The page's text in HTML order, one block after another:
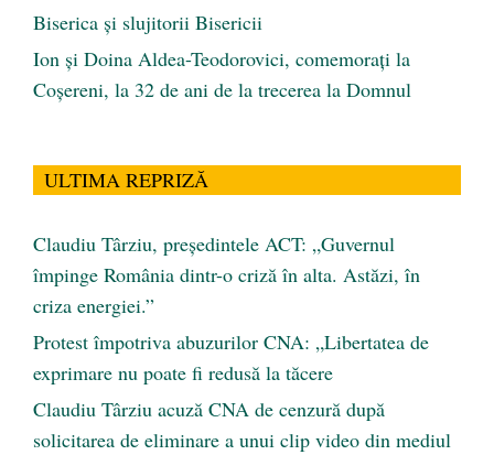
Biserica și slujitorii Bisericii
Ion și Doina Aldea-Teodorovici, comemorați la
Coșereni, la 32 de ani de la trecerea la Domnul
ULTIMA REPRIZĂ
Claudiu Târziu, președintele ACT: „Guvernul
împinge România dintr-o criză în alta. Astăzi, în
criza energiei.”
Protest împotriva abuzurilor CNA: „Libertatea de
exprimare nu poate fi redusă la tăcere
Claudiu Târziu acuză CNA de cenzură după
solicitarea de eliminare a unui clip video din mediul